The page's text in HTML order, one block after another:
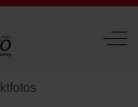
Off-